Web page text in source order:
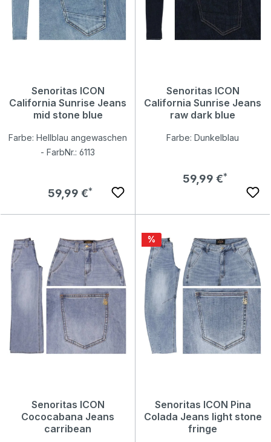
Senoritas ICON
California Sunrise Jeans
mid stone blue
Farbe: Hellblau angewaschen
- FarbNr.: 6113
Regulärer Preis:
59,99 €
Senoritas ICON
California Sunrise Jeans
raw dark blue
Farbe: Dunkelblau
Regulärer Preis:
59,99 €
Senoritas ICON
Cococabana Jeans
carribean
Rabatt
%
Senoritas ICON Pina
Colada Jeans light stone
fringe